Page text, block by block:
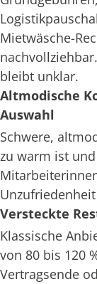
Mietwäsche-
bleibt unklar.
Altmodische
Auswahl
Schwere,
zu warm ist
Versteckte
Klassische
von 80 bis 120
Vertragsende